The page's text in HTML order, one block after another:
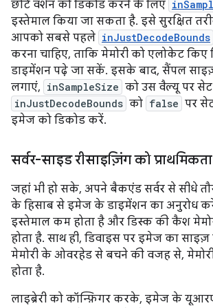
छोटे वर्शन को डिकोड करने के लिए
इस्तेमाल किया जा सकता है. इसे सुरक्षित
आपको सबसे पहले inJustDecodeBounds
करना चाहिए, ताकि मेमोरी को एलोकेट
डाइमेंशन पढ़े जा सकें. इसके बाद, सैंपल
लगाएं, inSampleSize को उस वैल्यू पर
inJustDecodeBounds को false पर
इमेज को डिकोड करें.
सर्वर-साइड रीसाइज़िंग को
जहां भी हो सके, अपने बैकएंड सर्वर से सीधे
के हिसाब से इमेज के डाइमेंशन का अनुरोध
इस्तेमाल कम होता है और डिस्क की कैश
होता है. साथ ही, डिवाइस पर इमेज का
मेमोरी के ओवरहेड से बचने की वजह से,
होता है.
लाइब्रेरी को कॉन्फ़िगर करके, इमेज के